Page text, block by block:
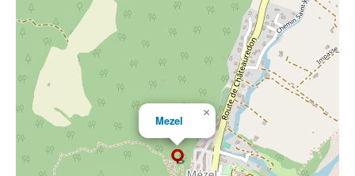
Mezel
×